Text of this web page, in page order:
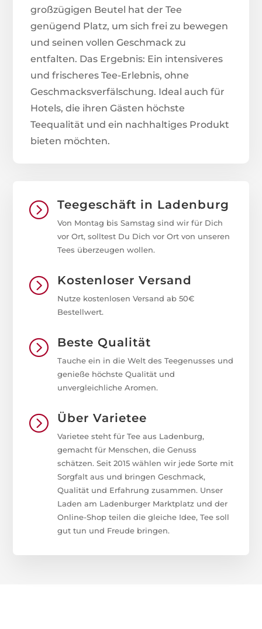
großzügigen Beutel hat der Tee
genügend Platz, um sich frei zu bewegen
und seinen vollen Geschmack zu
entfalten. Das Ergebnis: Ein intensiveres
und frischeres Tee-Erlebnis, ohne
Geschmacksverfälschung. Ideal auch für
Hotels, die ihren Gästen höchste
Teequalität und ein nachhaltiges Produkt
bieten möchten.
= Teegeschäft in Ladenburg
Von Montag bis Samstag sind wir für Dich
vor Ort, solltest Du Dich vor Ort von unseren
Tees überzeugen wollen.
= Kostenloser Versand
Nutze kostenlosen Versand ab 50€
Bestellwert.
= Beste Qualität
Tauche ein in die Welt des Teegenusses und
genieße höchste Qualität und
unvergleichliche Aromen.
= Über Varietee
Varietee steht für Tee aus Ladenburg,
gemacht für Menschen, die Genuss
schätzen. Seit 2015 wählen wir jede Sorte mit
Sorgfalt aus und bringen Geschmack,
Qualität und Erfahrung zusammen. Unser
Laden am Ladenburger Marktplatz und der
Online-Shop teilen die gleiche Idee, Tee soll
gut tun und Freude bringen.